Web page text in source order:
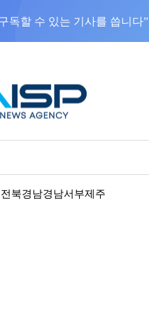
독할 수 있는 기사를 씁니다”
전북경남경남서부제주